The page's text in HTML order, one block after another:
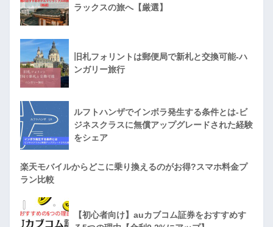
ラックスの旅へ【厳選】
旧札フォリントは郵便局で新札と交換可能-ハ
ンガリー旅行
ルフトハンザでインボラ発生する条件とは-ビ
ジネスクラスに無償アップグレードされた経験
をシェア
楽天モバイルからどこに乗り換えるのがお得?スマホ料金プ
ラン比較
【初心者向け】auカブコム証券をおすすめす